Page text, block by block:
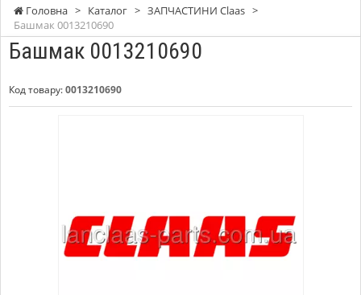
Головна > Каталог > ЗАПЧАСТИНИ Claas >
Башмак 0013210690
Башмак 0013210690
Код товару:0013210690